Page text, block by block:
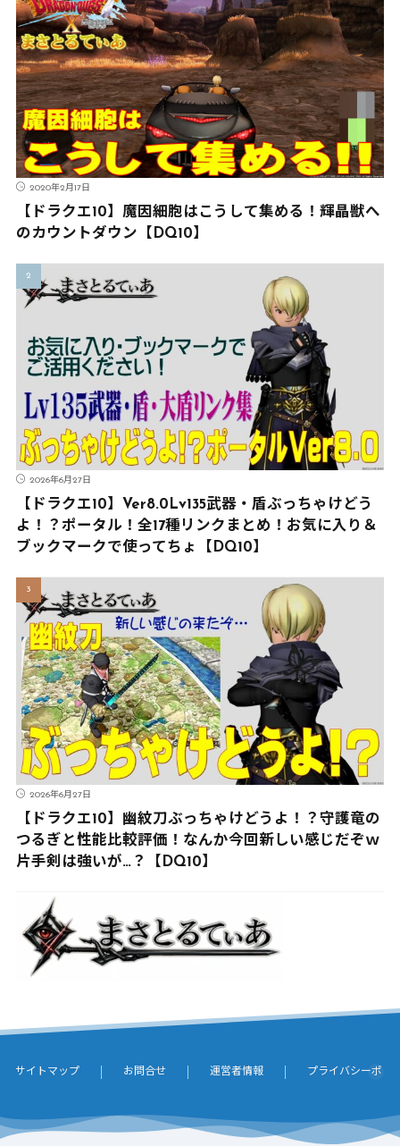
2020年2月17日
【ドラクエ10】魔因細胞はこうして集める！輝晶獣へ
のカウントダウン【DQ10】
2026年6月27日
【ドラクエ10】Ver8.0Lv135武器・盾ぶっちゃけどう
よ！？ポータル！全17種リンクまとめ！お気に入り＆
ブックマークで使ってちょ【DQ10】
2026年6月27日
【ドラクエ10】幽紋刀ぶっちゃけどうよ！？守護竜の
つるぎと性能比較評価！なんか今回新しい感じだぞｗ
片手剣は強いが…？【DQ10】
サイトマップ お問合せ 運営者情報 プライバシーポリ